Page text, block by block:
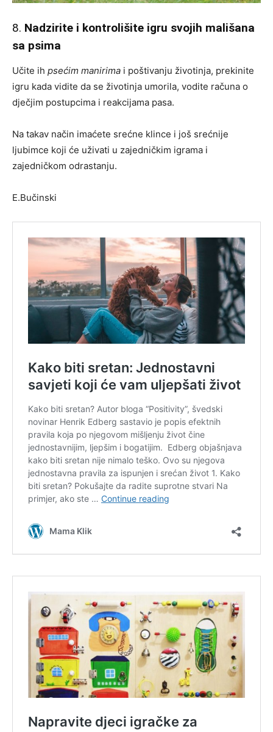
8. Nadzirite i kontrolišite igru svojih mališana
sa psima
Učite ih psećim manirima i poštivanju životinja, prekinite
igru kada vidite da se životinja umorila, vodite računa o
dječjim postupcima i reakcijama pasa.
Na takav način imaćete srećne klince i još srećnije
ljubimce koji će uživati u zajedničkim igrama i
zajedničkom odrastanju.
E.Bučinski